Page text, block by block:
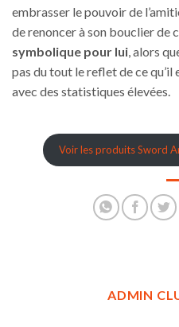
embrasser le pouvoir de
de renoncer à son bouclier de
symbolique pour lui, alors
pas du tout le reflet de ce qu’il
avec des statistiques élevées.
Voir les produits Sword
ADMIN